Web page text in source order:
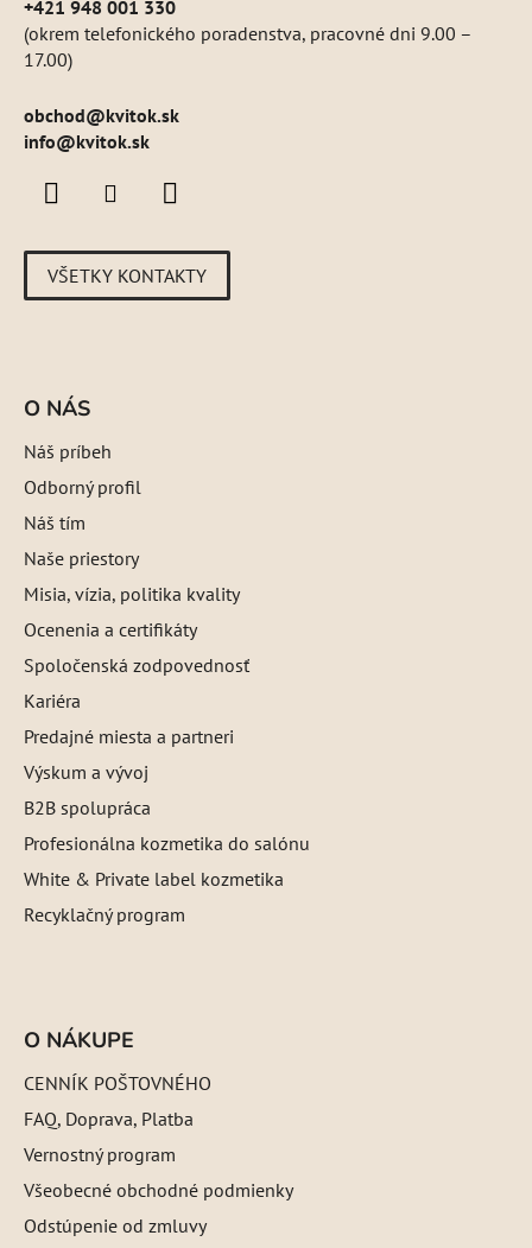
+421 948 001 330
(okrem telefonického poradenstva, pracovné dni 9.00 –
17.00)
obchod@kvitok.sk
info@kvitok.sk
VŠETKY KONTAKTY
O NÁS
Náš príbeh
Odborný profil
Náš tím
Naše priestory
Misia, vízia, politika kvality
Ocenenia a certifikáty
Spoločenská zodpovednosť
Kariéra
Predajné miesta a partneri
Výskum a vývoj
B2B spolupráca
Profesionálna kozmetika do salónu
White & Private label kozmetika
Recyklačný program
O NÁKUPE
CENNÍK POŠTOVNÉHO
FAQ, Doprava, Platba
Vernostný program
Všeobecné obchodné podmienky
Odstúpenie od zmluvy